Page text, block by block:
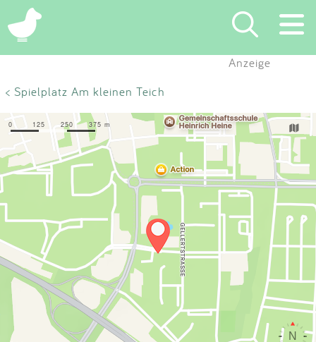
×
Suchen
Eintragen
App
Blog
Partner
Kontakt
Impressum
Anzeige
< Spielplatz Am kleinen Teich